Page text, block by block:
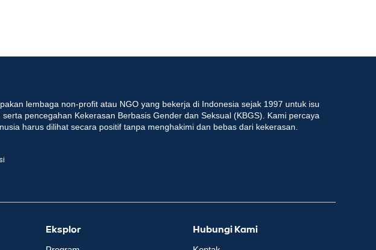
lembaga non-profit atau NGO yang bekerja di Indonesia sejak 1997 untuk isu
pencegahan Kekerasan Berbasis Gender dan Seksual (KBGS). Kami percaya
harus dilihat secara positif tanpa menghakimi dan bebas dari kekerasan.
Eksplor Hubungi Kami